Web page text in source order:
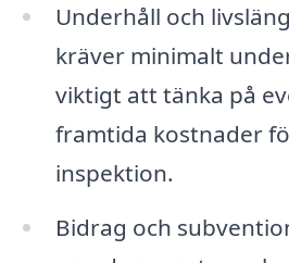
Underhåll och
kräver minimalt
viktigt att tänka på
framtida kostnader
inspektion.
Bidrag och